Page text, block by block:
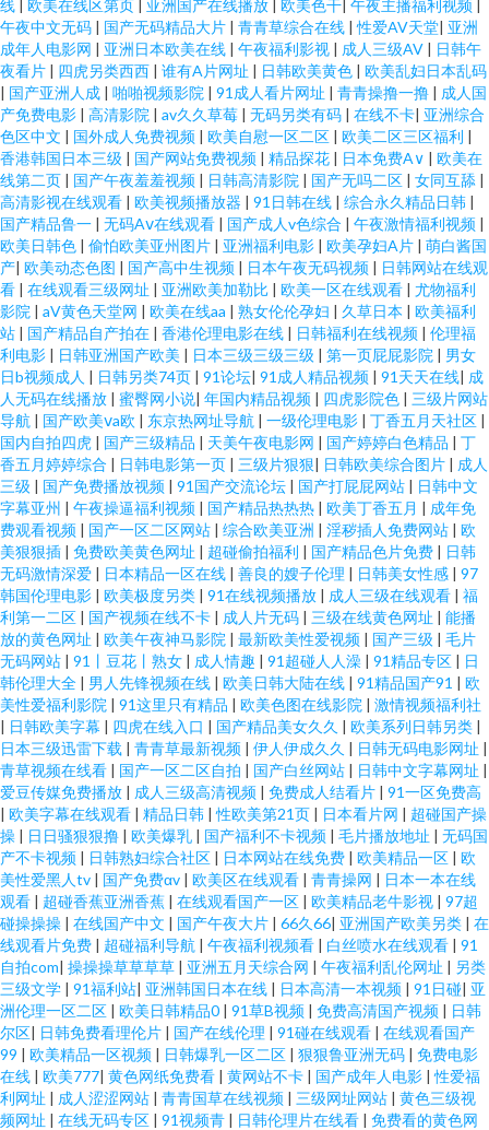
线 欧美在线区第页 亚洲国产在线播放 欧美色干 午夜主播福利视频
午夜中文无码 | 国产无码精品大片 | 青青草综合在线 |性爱AV天堂| 亚洲
成年人电影网 | 亚洲日本欧美在线 | 午夜福利影视 | 成人三级AV | 日韩午
夜看片 | 四虎另类西西 | 谁有A片网址 | 日韩欧美黄色 | 欧美乱妇日本乱码
| 国产亚洲人成 | 啪啪视频影院 | 91成人看片网址 | 青青操撸一撸 | 成人国
产免费电影 | 高清影院 | av久久草莓 | 无码另类有码 | 在线不卡| 亚洲综合
色区中文 | 国外成人免费视频 | 欧美自慰一区二区 | 欧美二区三区福利 |
香港韩国日本三级 | 国产网站免费视频 | 精品探花 | 日本免费A∨ | 欧美在
线第二页 | 国产午夜羞羞视频 | 日韩高清影院 | 国产无吗二区 | 女同互舔 |
高清影视在线观看 | 欧美视频播放器 | 91日韩在线 | 综合永久精品日韩 |
国产精品鲁一 | 无码Aⅴ在线观看 | 国产成人v色综合 | 午夜激情福利视频 |
欧美日韩色 | 偷怕欧美亚州图片 | 亚洲福利电影 | 欧美孕妇A片 | 萌白酱国
产| 欧美动态色图 | 国产高中生视频 | 日本午夜无码视频 | 日韩网站在线观
看 | 在线观看三级网址 | 亚洲欧美加勒比 | 欧美一区在线观看 | 尤物福利
影院 | aV黄色天堂网 | 欧美在线aa | 熟女伦伦孕妇 | 久草日本 | 欧美福利
站 | 国产精品自产拍在 | 香港伦理电影在线 | 日韩福利在线视频 | 伦理福
利电影 | 日韩亚洲国产欧美 | 日本三级三级三级 | 第一页屁屁影院 | 男女
日b视频成人 | 日韩另类74页 | 91论坛| 91成人精品视频 | 91天天在线| 成
人无码在线播放 | 蜜臀网小说| 年国内精品视频 | 四虎影院色 | 三级片网站
导航 | 国产欧美ⅴa欧 | 东京热网址导航 | 一级伦理电影 | 丁香五月天社区 |
国内自拍四虎 | 国产三级精品 | 天美午夜电影网 | 国产婷婷白色精品 | 丁
香五月婷婷综合 | 日韩电影第一页 | 三级片狠狠| 日韩欧美综合图片 | 成人
三级 | 国产免费播放视频 | 91国产交流论坛 | 国产打屁屁网站 | 日韩中文
字幕亚州 | 午夜操逼福利视频 | 国产精品热热热 | 欧美丁香五月 | 成年免
费观看视频 | 国产一区二区网站 | 综合欧美亚洲 | 淫秽插人免费网站 | 欧
美狠狠插 | 免费欧美黄色网址 | 超碰偷拍福利 | 国产精品色片免费 | 日韩
无码激情深爱 | 日本精品一区在线 | 善良的嫂子伦理 | 日韩美女性感 | 97
韩国伦理电影 | 欧美极度另类 | 91在线视频播放 | 成人三级在线观看 | 福
利第一二区 | 国产视频在线不卡 | 成人片无码 | 三级在线黄色网址 | 能播
放的黄色网址 | 欧美午夜神马影院 | 最新欧美性爱视频 | 国产三级 | 毛片
无码网站 | 91丨豆花丨熟女 | 成人情趣 | 91超碰人人澡 | 91精品专区 | 日
韩伦理大全 | 男人先锋视频在线 | 欧美日韩大陆在线 | 91精品国产91 | 欧
美性爱福利影院 | 91这里只有精品 | 欧美色图在线影院 | 激情视频福利社
| 日韩欧美字幕 | 四虎在线入口 | 国产精品美女久久 | 欧美系列日韩另类 |
日本三级迅雷下载 | 青青草最新视频 | 伊人伊成久久 | 日韩无码电影网址 |
青草视频在线看 | 国产一区二区自拍 | 国产白丝网站 | 日韩中文字幕网址 |
爱豆传媒免费播放 | 成人三级高清视频 | 免费成人结看片 | 91一区免费高
| 欧美字幕在线观看 | 精品日韩 |性欧美第21页 | 日本看片网 | 超碰国产操
操 | 日日骚狠狠撸 | 欧美爆乳 | 国产福利不卡视频 | 毛片播放地址 | 无码国
产不卡视频 | 日韩熟妇综合社区 | 日本网站在线免费 | 欧美精品一区 | 欧
美性爱黑人tv | 国产免费αv | 欧美区在线观看 | 青青操网 | 日本一本在线
观看 | 超碰香蕉亚洲香蕉 | 在线观看国产一区 | 欧美精品老牛影视 | 97超
碰操操操 | 在线国产中文 | 国产午夜大片 | 66久66| 亚洲国产欧美另类 | 在
线观看片免费 | 超碰福利导航 | 午夜福利视频看 | 白丝喷水在线观看 | 91
自拍com| 操操操草草草草 | 亚洲五月天综合网 | 午夜福利乱伦网址 | 另类
三级文学 | 91福利站| 亚洲韩国日本在线 | 日本高清一本视频 | 91日碰| 亚
洲伦理一区二区 | 欧美日韩精品0 | 91草B视频 | 免费高清国产视频 | 日韩
尔区| 日韩免费看理伦片 | 国产在线伦理 | 91碰在线观看 | 在线观看国产
99 | 欧美精品一区视频 | 日韩爆乳一区二区 | 狠狠鲁亚洲无码 | 免费电影
在线 | 欧美777| 黄色网纸免费看 | 黄网站不卡 | 国产成年人电影 |性爱福
利网址 | 成人涩涩网站 | 青青国草在线视频 | 三级网址网站 | 黄色三级视
频网址 | 在线无码专区 | 91视频青 | 日韩伦理片在线看 | 免费看的黄色网